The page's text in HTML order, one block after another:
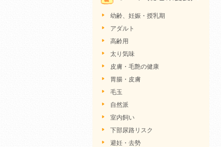
幼齢、妊娠・授乳期
アダルト
高齢用
太り気味
皮膚・毛艶の健康
胃腸・皮膚
毛玉
自然派
室内飼い
下部尿路リスク
避妊・去勢